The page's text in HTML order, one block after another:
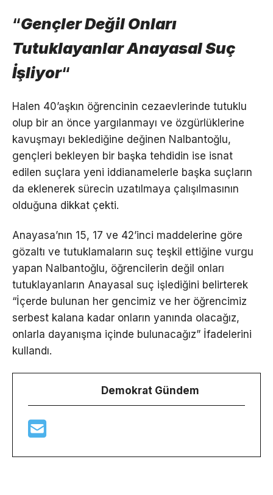
“Gençler Değil Onları
Tutuklayanlar Anayasal Suç
İşliyor“
Halen 40’aşkın öğrencinin cezaevlerinde tutuklu
olup bir an önce yargılanmayı ve özgürlüklerine
kavuşmayı beklediğine değinen Nalbantoğlu,
gençleri bekleyen bir başka tehdidin ise isnat
edilen suçlara yeni iddianamelerle başka suçların
da eklenerek sürecin uzatılmaya çalışılmasının
olduğuna dikkat çekti.
Anayasa’nın 15, 17 ve 42’inci maddelerine göre
gözaltı ve tutuklamaların suç teşkil ettiğine vurgu
yapan Nalbantoğlu, öğrencilerin değil onları
tutuklayanların Anayasal suç işlediğini belirterek
“İçerde bulunan her gencimiz ve her öğrencimiz
serbest kalana kadar onların yanında olacağız,
onlarla dayanışma içinde bulunacağız” İfadelerini
kullandı.
Demokrat Gündem